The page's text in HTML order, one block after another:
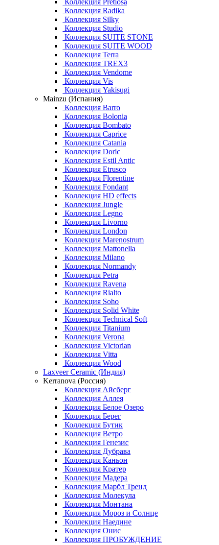
Коллекция Pretiosa
Коллекция Radika
Коллекция Silky
Коллекция Studio
Коллекция SUITE STONE
Коллекция SUITE WOOD
Коллекция Terra
Коллекция TREX3
Коллекция Vendome
Коллекция Vis
Коллекция Yakisugi
Mainzu (Испания)
Коллекция Barro
Коллекция Bolonia
Коллекция Bombato
Коллекция Caprice
Коллекция Catania
Коллекция Doric
Коллекция Estil Antic
Коллекция Etrusco
Коллекция Florentine
Коллекция Fondant
Коллекция HD effects
Коллекция Jungle
Коллекция Legno
Коллекция Livorno
Коллекция London
Коллекция Marenostrum
Коллекция Mattonella
Коллекция Milano
Коллекция Normandy
Коллекция Petra
Коллекция Ravena
Коллекция Rialto
Коллекция Soho
Коллекция Solid White
Коллекция Technical Soft
Коллекция Titanium
Коллекция Verona
Коллекция Victorian
Коллекция Vitta
Коллекция Wood
Laxveer Ceramic (Индия)
Kerranova (Россия)
Коллекция Айсберг
Коллекция Аллея
Коллекция Белое Озеро
Коллекция Берег
Коллекция Бутик
Коллекция Ветро
Коллекция Генезис
Коллекция Дубрава
Коллекция Каньон
Коллекция Кратер
Коллекция Мадера
Коллекция Марбл Тренд
Коллекция Молекула
Коллекция Монтана
Коллекция Мороз и Солнце
Коллекция Наедине
Коллекция Онис
Коллекция ПРОБУЖДЕНИЕ